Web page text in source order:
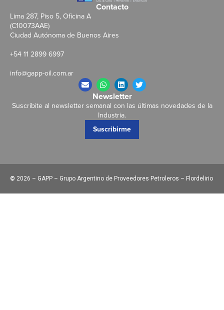
Contacto
Lima 287, Piso 5, Oficina A
(C10073AAE)
Ciudad Autónoma de Buenos Aires
+54 11 2899 6997
info@gapp-oil.com.ar
Newsletter
Suscribite al newsletter semanal con las últimas novedades de la
Industria.
Suscribirme
© 2026 – GAPP – Grupo Argentino de Proveedores Petroleros – Flordelirio